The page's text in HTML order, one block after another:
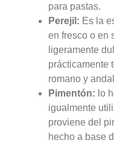
para pastas.
Perejil: Es la
en fresco o en
ligeramente
prácticamente
romano y
Pimentón: lo
igualmente
proviene del
hecho a base